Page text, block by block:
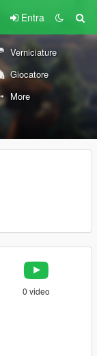
Entra
Verniciature
Giocatore
More
0 video